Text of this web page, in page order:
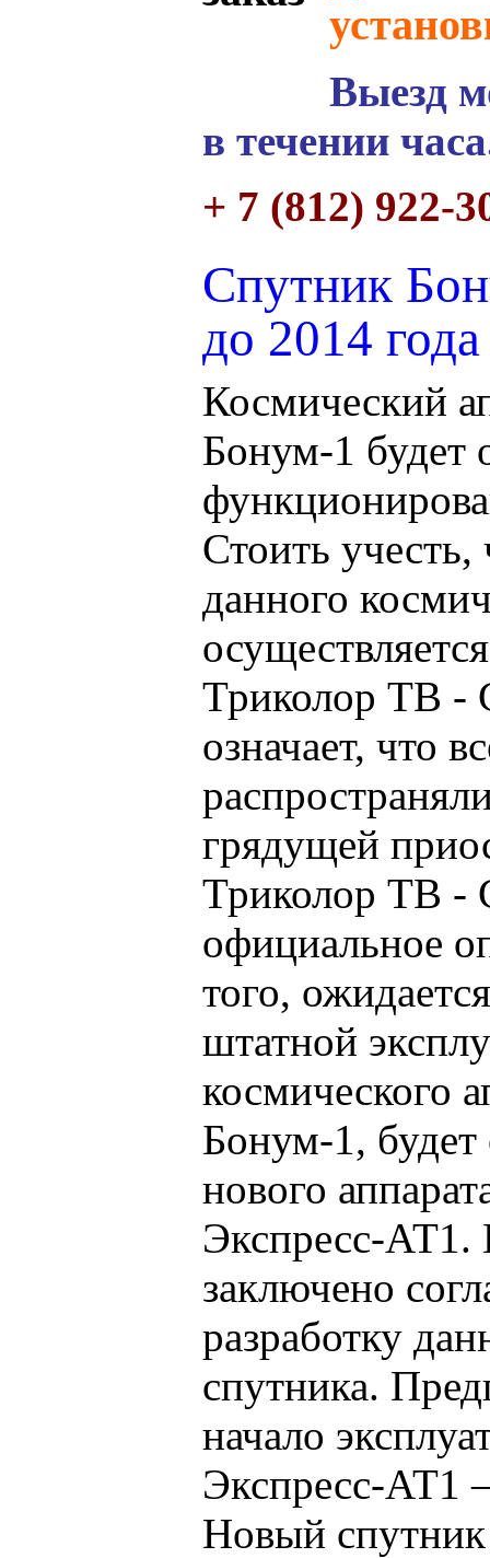
Выезд
в течении
+ 7 (812) 922-
Спутник
до 2014 года
Космический
Бонум-1 будет
Стоить
данного
Триколор ТВ -
означает, что
грядущей
Триколор ТВ -
официальное
того,
штатной
космического
Бонум-1, будет
нового
Экспресс-АТ1.
заключено
разработку
спутника.
начало
Экспресс-АТ1
Новый спутник